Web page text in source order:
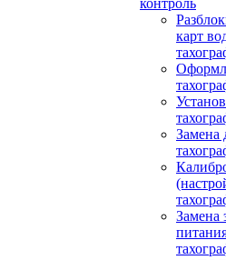
контроль
карт
Замена
Замена